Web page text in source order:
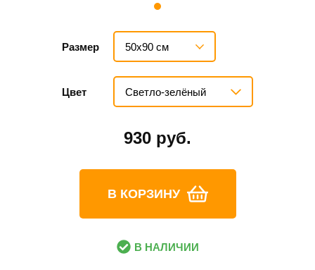
Размер 50х90 см
Цвет Светло-зелёный
930 руб.
В КОРЗИНУ
В НАЛИЧИИ